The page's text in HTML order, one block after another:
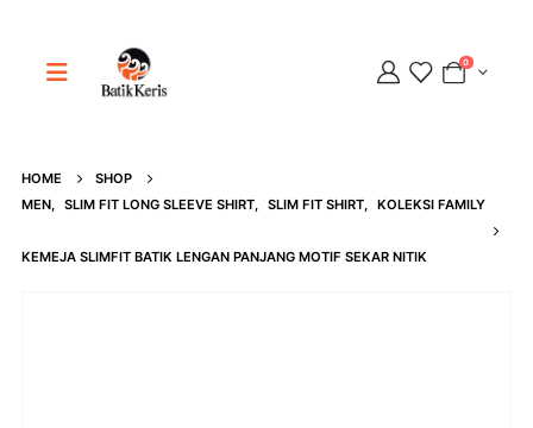
0
HOME
SHOP
MEN, SLIM FIT LONG SLEEVE SHIRT, SLIM FIT SHIRT, KOLEKSI FAMILY
KEMEJA SLIMFIT BATIK LENGAN PANJANG MOTIF SEKAR NITIK
Adipati